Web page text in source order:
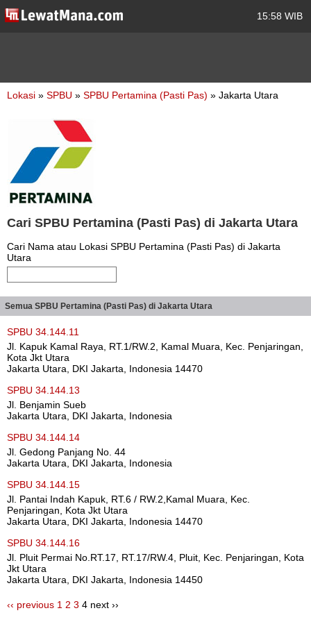
15:58 WIB
Lokasi » SPBU » SPBU Pertamina (Pasti Pas) » Jakarta Utara
Cari SPBU Pertamina (Pasti Pas) di Jakarta Utara
Cari Nama atau Lokasi SPBU Pertamina (Pasti Pas) di Jakarta
Utara
Semua SPBU Pertamina (Pasti Pas) di Jakarta Utara
SPBU 34.144.11
Jl. Kapuk Kamal Raya, RT.1/RW.2, Kamal Muara, Kec. Penjaringan,
Kota Jkt Utara
Jakarta Utara, DKI Jakarta, Indonesia 14470
SPBU 34.144.13
Jl. Benjamin Sueb
Jakarta Utara, DKI Jakarta, Indonesia
SPBU 34.144.14
Jl. Gedong Panjang No. 44
Jakarta Utara, DKI Jakarta, Indonesia
SPBU 34.144.15
Jl. Pantai Indah Kapuk, RT.6 / RW.2,Kamal Muara, Kec.
Penjaringan, Kota Jkt Utara
Jakarta Utara, DKI Jakarta, Indonesia 14470
SPBU 34.144.16
Jl. Pluit Permai No.RT.17, RT.17/RW.4, Pluit, Kec. Penjaringan, Kota
Jkt Utara
Jakarta Utara, DKI Jakarta, Indonesia 14450
‹‹ previous 1 2 3 4 next ››